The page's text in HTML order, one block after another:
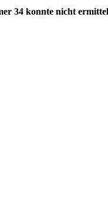
34 konnte nicht